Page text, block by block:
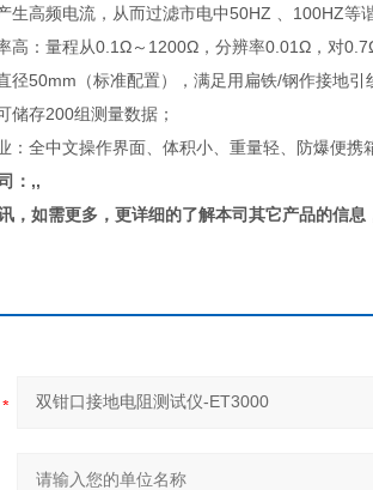
生高频电流，从而过滤市电中50HZ 、100HZ等
高：量程从0.1Ω～1200Ω，分辨率0.01Ω，对
径50mm（标准配置），满足用扁铁/钢作接地引
储存200组测量数据；
：全中文操作界面、体积小、重量轻、防爆便携
：,,
，如需更多，更详细的了解本司其它产品的信息